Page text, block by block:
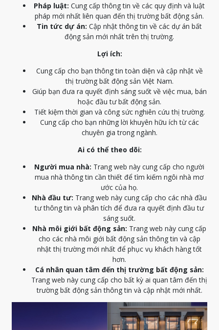
Pháp luật: Cung cấp thông tin về các quy định và luật
pháp mới nhất liên quan đến thị trường bất động sản.
Tin tức dự án: Cập nhật thông tin về các dự án bất
động sản mới nhất trên thị trường.
Lợi ích:
Cung cấp cho bạn thông tin toàn diện và cập nhật về
thị trường bất động sản Việt Nam.
Giúp bạn đưa ra quyết định sáng suốt về việc mua, bán
hoặc đầu tư bất động sản.
Tiết kiệm thời gian và công sức nghiên cứu thị trường.
Cung cấp cho bạn những lời khuyên hữu ích từ các
chuyên gia trong ngành.
Ai có thể theo dõi:
Người mua nhà: Trang web này cung cấp cho người
mua nhà thông tin cần thiết để tìm kiếm ngôi nhà mơ
ước của họ.
Nhà đầu tư: Trang web này cung cấp cho các nhà đầu
tư thông tin và phân tích để đưa ra quyết định đầu tư
sáng suốt.
Nhà môi giới bất động sản: Trang web này cung cấp
cho các nhà môi giới bất động sản thông tin và cập
nhật thị trường mới nhất để phục vụ khách hàng tốt
hơn.
Cá nhân quan tâm đến thị trường bất động sản:
Trang web này cung cấp cho bất kỳ ai quan tâm đến thị
trường bất động sản thông tin và cập nhật mới nhất.